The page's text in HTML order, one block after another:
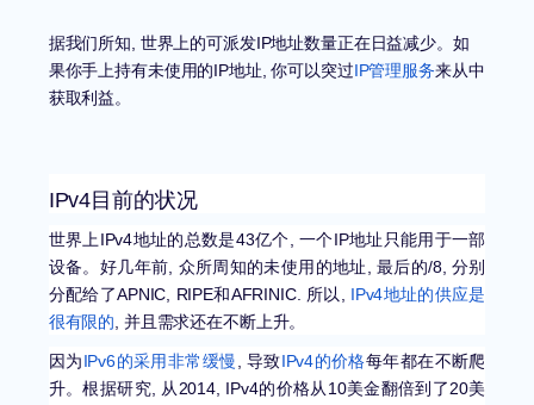
据我们所知, 世界上的可派发IP地址数量正在日益减少。如
果你手上持有未使用的IP地址, 你可以突过IP管理服务来从中
获取利益。
IPv4目前的状况
世界上IPv4地址的总数是43亿个, 一个IP地址只能用于一部
设备。好几年前, 众所周知的未使用的地址, 最后的/8, 分别
分配给了APNIC, RIPE和AFRINIC. 所以, IPv4地址的供应是
很有限的 , 并且需求还在不断上升。
因为IPv6的采用非常缓慢 , 导致IPv4的价格每年都在不断爬
升。根据研究, 从2014, IPv4的价格从10美金翻倍到了20美